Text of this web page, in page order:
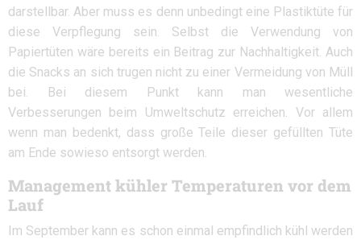
darstellbar. Aber muss es denn unbedingt eine Plastiktüte für
diese Verpflegung sein. Selbst die Verwendung von
Papiertüten wäre bereits ein Beitrag zur Nachhaltigkeit. Auch
die Snacks an sich trugen nicht zu einer Vermeidung von Müll
bei. Bei diesem Punkt kann man wesentliche
Verbesserungen beim Umweltschutz erreichen. Vor allem
wenn man bedenkt, dass große Teile dieser gefüllten Tüte
am Ende sowieso entsorgt werden.
Management kühler Temperaturen vor dem
Lauf
Im September kann es schon einmal empfindlich kühl werden